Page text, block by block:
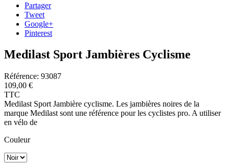
Partager
Tweet
Google+
Pinterest
Medilast Sport Jambières Cyclisme
Référence: 93087
109,00 €
TTC
Medilast Sport Jambière cyclisme. Les jambières noires de la
marque Medilast sont une référence pour les cyclistes pro. A utiliser
en vélo de
Couleur